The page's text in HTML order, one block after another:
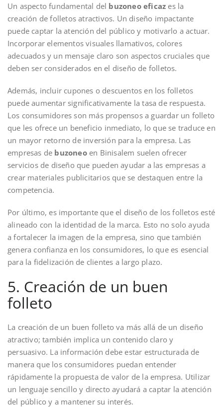
Un aspecto fundamental del buzoneo eficaz es la
creación de folletos atractivos. Un diseño impactante
puede captar la atención del público y motivarlo a actuar.
Incorporar elementos visuales llamativos, colores
adecuados y un mensaje claro son aspectos cruciales que
deben ser considerados en el diseño de folletos.
Además, incluir cupones o descuentos en los folletos
puede aumentar significativamente la tasa de respuesta.
Los consumidores son más propensos a guardar un folleto
que les ofrece un beneficio inmediato, lo que se traduce en
un mayor retorno de inversión para la empresa. Las
empresas de buzoneoen Binisalem suelen ofrecer
servicios de diseño que pueden ayudar a las empresas a
crear materiales publicitarios que se destaquen entre la
competencia.
Por último, es importante que el diseño de los folletos esté
alineado con la identidad de la marca. Esto no solo ayuda
a fortalecer la imagen de la empresa, sino que también
genera confianza en los consumidores, lo que es esencial
para la fidelización de clientes a largo plazo.
5. Creación de un buen
folleto
La creación de un buen folleto va más allá de un diseño
atractivo; también implica un contenido claro y
persuasivo. La información debe estar estructurada de
manera que los consumidores puedan entender
rápidamente la propuesta de valor de la empresa. Utilizar
un lenguaje sencillo y directo ayudará a captar la atención
del público y a mantener su interés.